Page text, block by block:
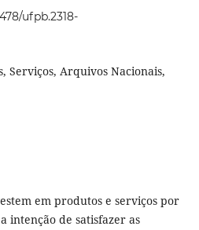
ufpb.2318-
Serviços, Arquivos Nacionais,
em produtos e serviços por
intenção de satisfazer as